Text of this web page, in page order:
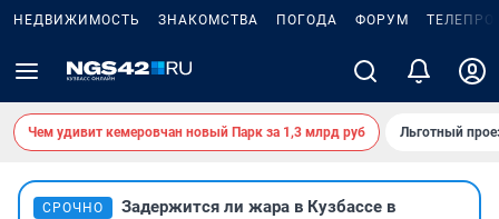
НЕДВИЖИМОСТЬ ЗНАКОМСТВА ПОГОДА ФОРУМ
Чем удивит кемеровчан новый Парк за 1,3 млрд руб Льготный
СРОЧНО
Задержится ли жара в Кузбассе в